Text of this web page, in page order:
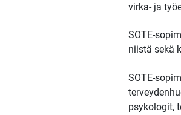
virka- ja
SOTE-
niistä sekä
SOTE-
psykologit,